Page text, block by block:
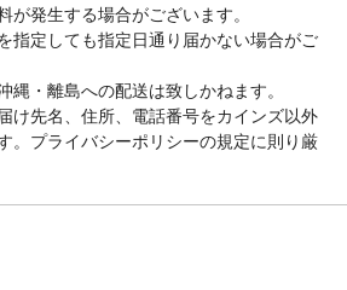
が発生する場合がございます。
指定しても指定日通り届かない場合がご
縄・離島への配送は致しかねます。
け先名、住所、電話番号をカインズ以外
。プライバシーポリシーの規定に則り厳